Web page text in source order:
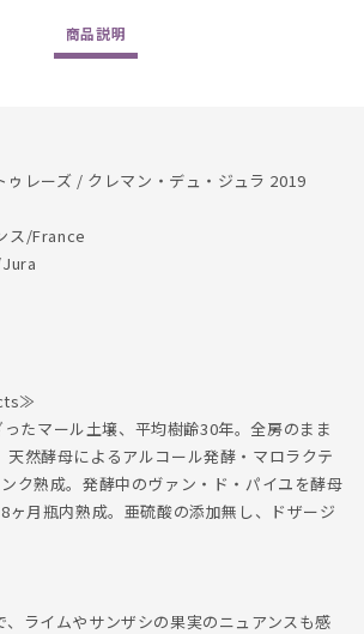
商品説明
ゥレーズ / クレマン・デュ・ジュラ 2019
ス/France
たマール土壌、平均樹齢30年。全房のまま
天然酵母によるアルコール発酵・マロラクテ
ク熟成。発酵中のヴァン・ド・パイユを酵母
ヶ月瓶内熟成。亜硫酸の添加無し、ドザージ
、ライムやサンザシの果実のニュアンスも感